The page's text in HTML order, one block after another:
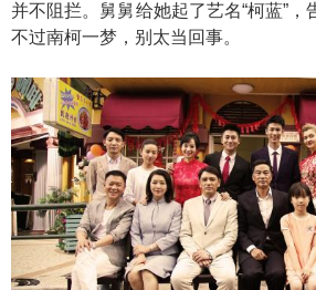
并不阻拦。舅舅给她起了艺名“柯蓝”，
不过南柯一梦，别太当回事。